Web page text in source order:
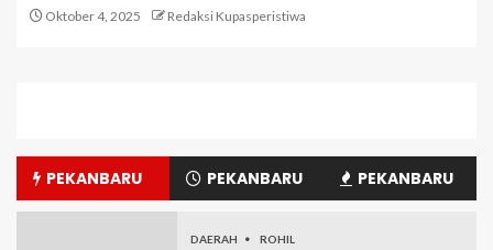
Oktober 4, 2025 Redaksi Kupasperistiwa
PEKANBARU PEKANBARU PEKANBARU
DAERAH ROHIL